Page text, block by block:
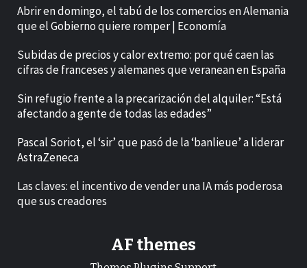
Abrir en domingo, el tabú de los comercios en Alemania
que el Gobierno quiere romper | Economía
Subidas de precios y calor extremo: por qué caen las
cifras de franceses y alemanes que veranean en España
Sin refugio frente a la precarización del alquiler: “Está
afectando a gente de todas las edades”
Pascal Soriot, el ‘sir’ que pasó de la ‘banlieue’ a liderar
AstraZeneca
Las claves: el incentivo de vender una IA más poderosa
que sus creadores
AF themes